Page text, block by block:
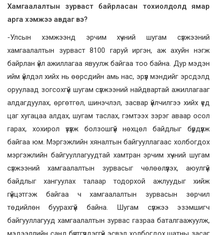
Хамгаалалтын зурваст байрласан тохиолдолд ямар
арга хэмжээ авдаг вэ?
-Улсын хэмжээнд эрчим хүчний шугам сүлжээний
хамгаалалтын зурваст 8100 гаруй иргэн, аж ахуйн нэгж
байрлан үйл ажиллагаа явуулж байгаа тоо байна. Дур мэдэн
ийм үйлдэл хийх нь өөрсдийн амь нас, эрүүл мэндийг эрсдэлд
оруулаад зогсохгүй шугам сүлжээний найдвартай ажиллагааг
алдагдуулах, өргөтгөл, шинэчлэл, засвар үйлчилгээ хийх үед
цаг хугацаа алдах, шугам таслах, гэмтээх зэрэг аваар осол
гарах, хохирол үзүүлж болзошгүй нөхцөл байдлыг бүрдүүлж
байгаа юм. Мэргэжлийн хяналтын байгууллагаас холбогдох
мэргэжлийн байгууллагуудтай хамтран эрчим хүчний шугам
сүлжээний хамгаалалтын зурвасыг чөлөөлүүлэх, аюулгүй
байдлыг хангуулах талаар тодорхой ажлуудыг хийж
гүйцэтгэж байгаа ч хамгаалалтын зурвасын зөрчил
төдийлөн буурахгүй байна. Шугам сүлжээ эзэмшигч
байгууллагууд хамгаалалтын зурвас газраа баталгаажуулж,